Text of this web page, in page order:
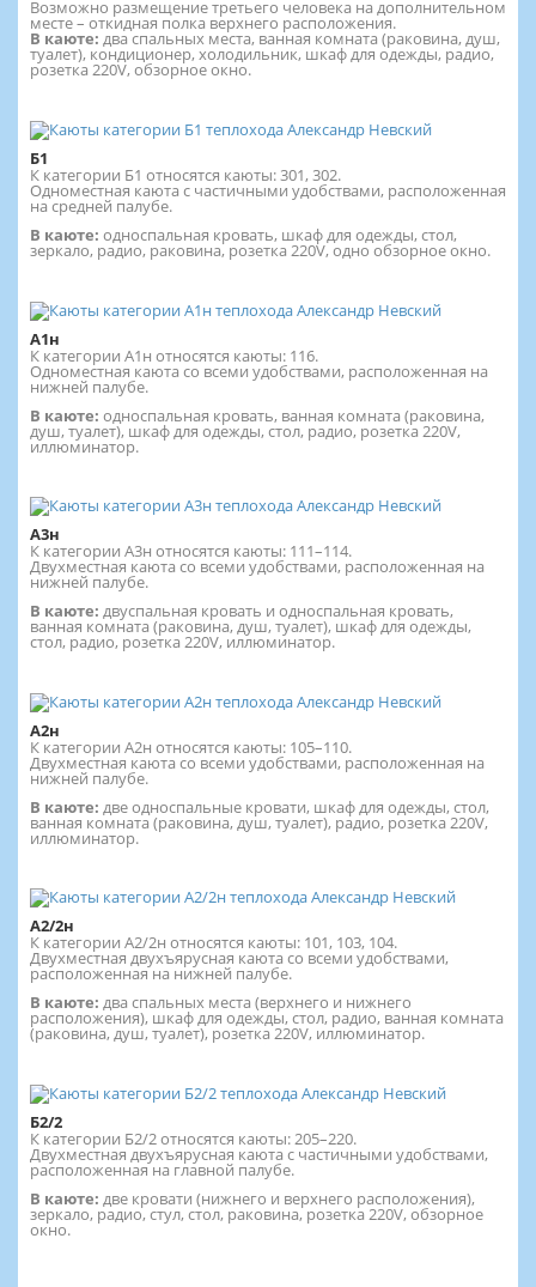
Возможно размещение третьего человека на дополнительном
месте – откидная полка верхнего расположения.
В каюте: два спальных места, ванная комната (раковина, душ,
туалет), кондиционер, холодильник, шкаф для одежды, радио,
розетка 220V, обзорное окно.
Б1
К категории Б1 относятся каюты: 301, 302.
Одноместная каюта с частичными удобствами, расположенная
на средней палубе.
В каюте: односпальная кровать, шкаф для одежды, стол,
зеркало, радио, раковина, розетка 220V, одно обзорное окно.
А1н
К категории А1н относятся каюты: 116.
Одноместная каюта со всеми удобствами, расположенная на
нижней палубе.
В каюте: односпальная кровать, ванная комната (раковина,
душ, туалет), шкаф для одежды, стол, радио, розетка 220V,
иллюминатор.
А3н
К категории А3н относятся каюты: 111–114.
Двухместная каюта со всеми удобствами, расположенная на
нижней палубе.
В каюте: двуспальная кровать и односпальная кровать,
ванная комната (раковина, душ, туалет), шкаф для одежды,
стол, радио, розетка 220V, иллюминатор.
А2н
К категории А2н относятся каюты: 105–110.
Двухместная каюта со всеми удобствами, расположенная на
нижней палубе.
В каюте: две односпальные кровати, шкаф для одежды, стол,
ванная комната (раковина, душ, туалет), радио, розетка 220V,
иллюминатор.
А2/2н
К категории А2/2н относятся каюты: 101, 103, 104.
Двухместная двухъярусная каюта со всеми удобствами,
расположенная на нижней палубе.
В каюте: два спальных места (верхнего и нижнего
расположения), шкаф для одежды, стол, радио, ванная комната
(раковина, душ, туалет), розетка 220V, иллюминатор.
Б2/2
К категории Б2/2 относятся каюты: 205–220.
Двухместная двухъярусная каюта с частичными удобствами,
расположенная на главной палубе.
В каюте: две кровати (нижнего и верхнего расположения),
зеркало, радио, стул, стол, раковина, розетка 220V, обзорное
окно.